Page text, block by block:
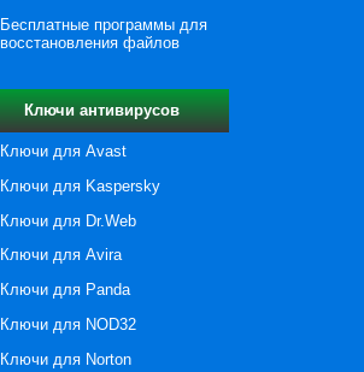
Бесплатные программы для
восстановления файлов
Ключи антивирусов
Ключи для Avast
Ключи для Kaspersky
Ключи для Dr.Web
Ключи для Avira
Ключи для Panda
Ключи для NOD32
Ключи для Norton